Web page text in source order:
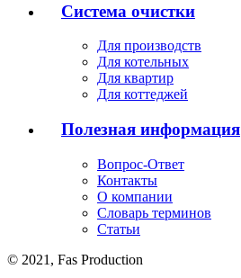
Система очистки
Для производств
Для котельных
Для квартир
Для коттеджей
Полезная информация
Вопрос-Ответ
Контакты
О компании
Словарь терминов
Статьи
© 2021, Fas Production